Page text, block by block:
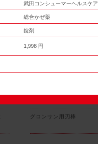
グロンサン用刃棒
武田コンシューマーヘルスケア
総合かぜ薬
錠剤
1,998 円